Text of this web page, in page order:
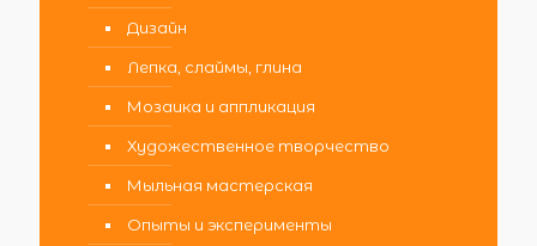
Дизайн
Лепка, слаймы, глина
Мозаика и аппликация
Художественное творчество
Мыльная мастерская
Опыты и эксперименты